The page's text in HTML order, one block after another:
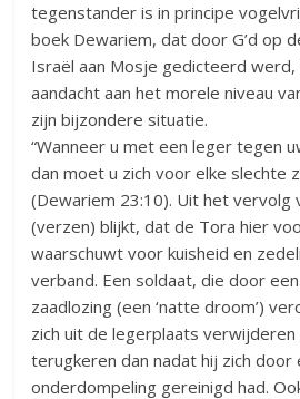
tegenstander is in principe
boek Dewariem, dat door G’d op
Israël aan Mosje gedicteerd
aandacht aan het morele niveau
zijn bijzondere situatie.
“Wanneer u met een leger tegen
dan moet u zich voor elke slechte
(Dewariem 23:10). Uit het vervolg
(verzen) blijkt, dat de Tora hier
waarschuwt voor kuisheid en
verband. Een soldaat, die door
zaadlozing (een ‘natte droom’)
zich uit de legerplaats
terugkeren dan nadat hij zich door
onderdompeling gereinigd had.